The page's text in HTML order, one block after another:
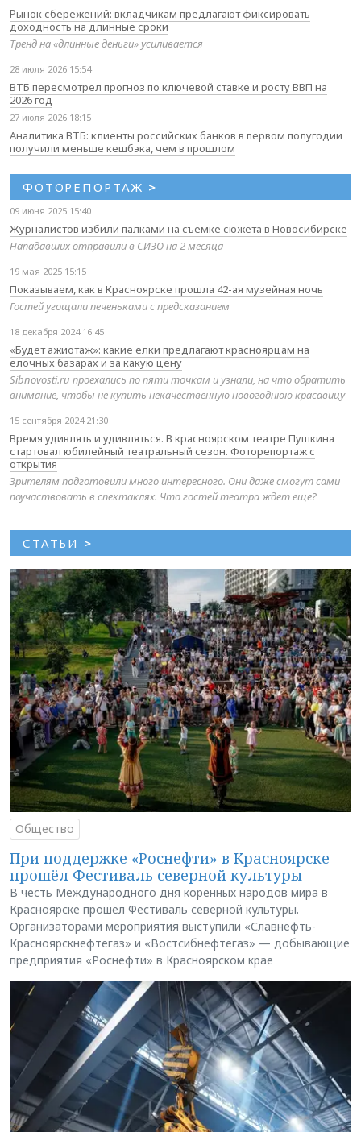
Рынок сбережений: вкладчикам предлагают фиксировать
доходность на длинные сроки
Тренд на «длинные деньги» усиливается
28 июля 2026 15:54
ВТБ пересмотрел прогноз по ключевой ставке и росту ВВП на
2026 год
27 июля 2026 18:15
Аналитика ВТБ: клиенты российских банков в первом полугодии
получили меньше кешбэка, чем в прошлом
ФОТОРЕПОРТАЖ >
09 июня 2025 15:40
Журналистов избили палками на съемке сюжета в Новосибирске
Нападавших отправили в СИЗО на 2 месяца
19 мая 2025 15:15
Показываем, как в Красноярске прошла 42-ая музейная ночь
Гостей угощали печеньками с предсказанием
18 декабря 2024 16:45
«Будет ажиотаж»: какие елки предлагают красноярцам на
елочных базарах и за какую цену
Sibnovosti.ru проехались по пяти точкам и узнали, на что обратить
внимание, чтобы не купить некачественную новогоднюю красавицу
15 сентября 2024 21:30
Время удивлять и удивляться. В красноярском театре Пушкина
стартовал юбилейный театральный сезон. Фоторепортаж с
открытия
Зрителям подготовили много интересного. Они даже смогут сами
поучаствовать в спектаклях. Что гостей театра ждет еще?
СТАТЬИ >
Общество
При поддержке «Роснефти» в Красноярске
прошёл Фестиваль северной культуры
В честь Международного дня коренных народов мира в
Красноярске прошёл Фестиваль северной культуры.
Организаторами мероприятия выступили «Славнефть-
Красноярскнефтегаз» и «Востсибнефтегаз» — добывающие
предприятия «Роснефти» в Красноярском крае